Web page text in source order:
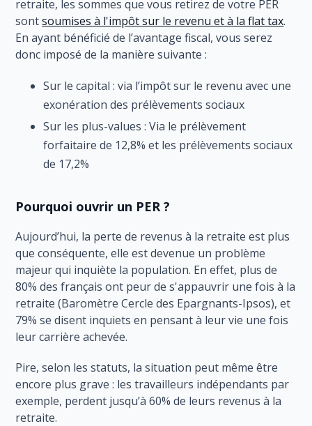
retraite, les sommes que vous retirez de votre PER
sontsoumises à l'impôt sur le revenu et à la flat tax.
En ayant bénéficié de l’avantage fiscal, vous serez
donc imposé de la manière suivante :
Sur le capital : via l’impôt sur le revenu avec une
exonération des prélèvements sociaux
Sur les plus-values : Via le prélèvement
forfaitaire de 12,8% et les prélèvements sociaux
de 17,2%
Pourquoi ouvrir un PER ?
Aujourd’hui, la perte de revenus à la retraite est plus
que conséquente, elle est devenue un problème
majeur qui inquiète la population. En effet, plus de
80% des français ont peur de s'appauvrir une fois à la
retraite (Baromètre Cercle des Epargnants-Ipsos), et
79% se disent inquiets en pensant à leur vie une fois
leur carrière achevée.
Pire, selon les statuts, la situation peut même être
encore plus grave : les travailleurs indépendants par
exemple, perdent jusqu’à 60% de leurs revenus à la
retraite.